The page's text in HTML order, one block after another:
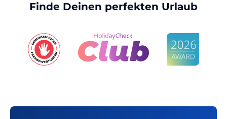
Finde Deinen perfekten Urlaub